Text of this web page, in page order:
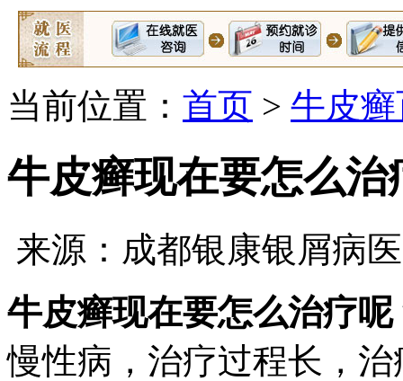
当前位置： 首页 > 牛皮
牛皮癣现在要怎么治
来源：成都银康银屑病
牛皮癣现在要怎么治疗呢
慢性病，治疗过程长，